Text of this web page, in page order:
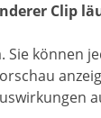
Clip
Sie können